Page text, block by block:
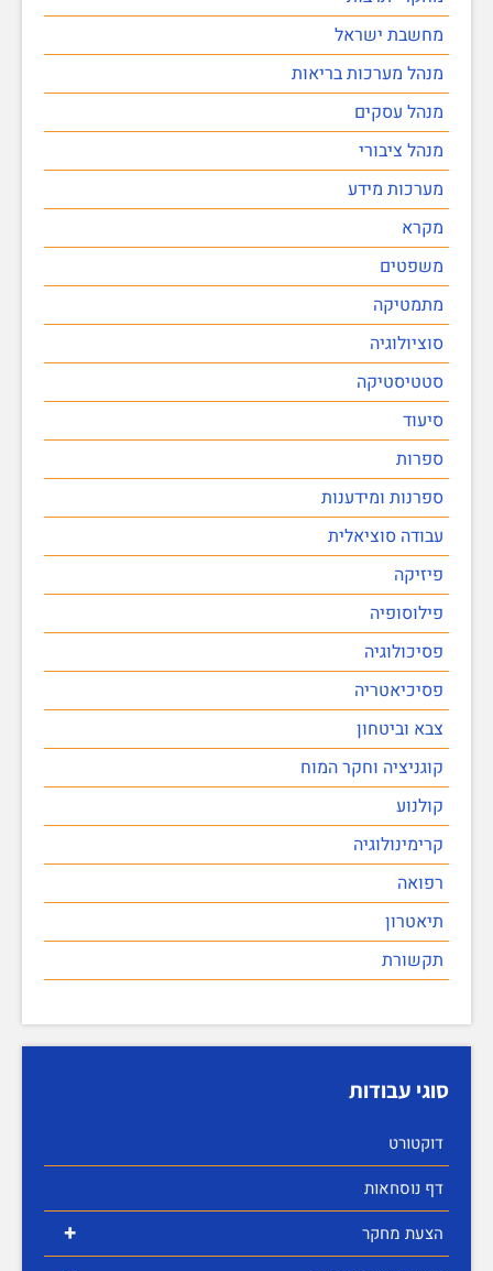
מחשבת ישראל
מנהל מערכות בריאות
מנהל עסקים
מנהל ציבורי
מערכות מידע
מקרא
משפטים
מתמטיקה
סוציולוגיה
סטטיסטיקה
סיעוד
ספרות
ספרנות ומידענות
עבודה סוציאלית
פיזיקה
פילוסופיה
פסיכולוגיה
פסיכיאטריה
צבא וביטחון
קוגניציה וחקר המוח
קולנוע
קרימינולוגיה
רפואה
תיאטרון
תקשורת
סוגי עבודות
דוקטורט
דף נוסחאות
+ הצעת מחקר